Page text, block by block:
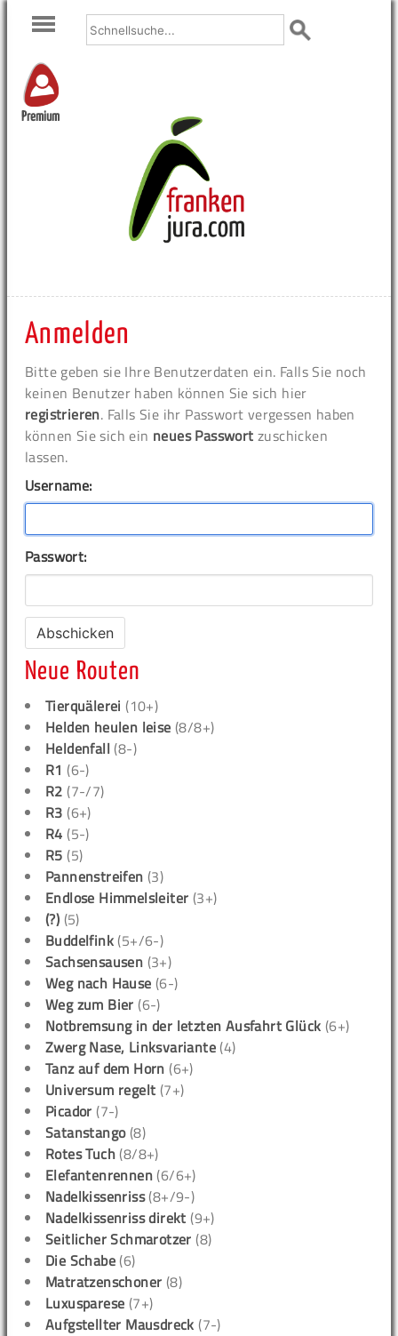
Premium
Anmelden
Bitte geben sie Ihre Benutzerdaten ein. Falls Sie noch
keinen Benutzer haben können Sie sich hier
registrieren. Falls Sie ihr Passwort vergessen haben
können Sie sich ein neues Passwort zuschicken
lassen.
Username:
Passwort:
Neue Routen
Tierquälerei (10+)
Helden heulen leise (8/8+)
Heldenfall (8-)
R1 (6-)
R2 (7-/7)
R3 (6+)
R4 (5-)
R5 (5)
Pannenstreifen (3)
Endlose Himmelsleiter (3+)
(?) (5)
Buddelfink (5+/6-)
Sachsensausen (3+)
Weg nach Hause (6-)
Weg zum Bier (6-)
Notbremsung in der letzten Ausfahrt Glück (6+)
Zwerg Nase, Linksvariante (4)
Tanz auf dem Horn (6+)
Universum regelt (7+)
Picador (7-)
Satanstango(8)
Rotes Tuch (8/8+)
Elefantenrennen (6/6+)
Nadelkissenriss(8+/9-)
Nadelkissenriss direkt (9+)
Seitlicher Schmarotzer (8)
Die Schabe (6)
Matratzenschoner (8)
Luxusparese (7+)
Aufgstellter Mausdreck (7-)